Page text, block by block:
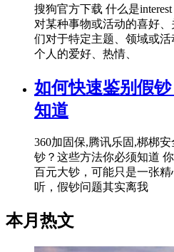
搜狗官方下载 什么是
对某种事物或活动的喜好
们对于特定主题、领域或
个人的爱好、热情、
如何快速鉴别假
知道
360加固保,腾讯乐固,梆梆
钞？这些方法你必须知道
百元大钞，可能只是一张
听，假钞问题其实离我
本月热文